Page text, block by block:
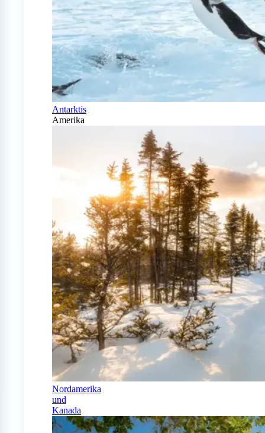
Antarktis
Amerika
Nordamerika
und
Kanada